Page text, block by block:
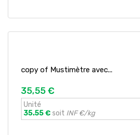
copy of Mustimètre avec...
35,55 €
Unité
35.55 €soit INF €/kg